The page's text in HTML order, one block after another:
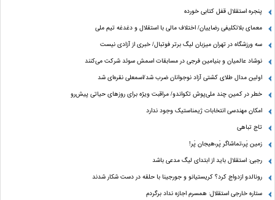
پنجره‌ استقلال قفل کتابی خورده
معمای بلاتکلیفی رضاییان/ اختلاف مالی با استقلال و دغدغه تیم ملی
سه ورزشگاه در تهران میزبان لیگ برتر فوتبال/ خبری از آزادی نیست
نوشاد عالمیان و بنیامین فرجی در مسابقات اسمش سوئد شرکت می‌کنند
اولین مدال طلای کشتی آزاد نوجوانان ضرب شد/اسمعلی نقره‌ای شد
خطر در کمین چند ملی‌پوش تکواندو/ مراقبت ویژه برای روزهای حیاتی پیش‌رو
امکان مهندسی انتخابات ژیمناستیک وجود ندارد
تاج تباهی
زمین پَر،تماشاگر پَر،هیجان پَر!
رجبی: استقلال باید از ابتدای لیگ مدعی باشد
رونالدو ازدواج کرد؟ کریستیانو و جورجینا با حلقه در دست شکار شدند
ستاره خارجی استقلال: همسرم اجازه نداد برگردم